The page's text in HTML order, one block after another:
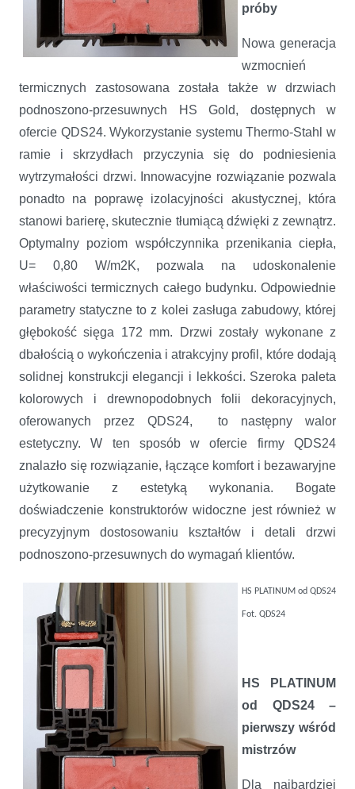
próby
Nowa generacja
wzmocnień
termicznych zastosowana została także w drzwiach
podnoszono-przesuwnych HS Gold, dostępnych w
ofercie QDS24. Wykorzystanie systemu Thermo-Stahl w
ramie i skrzydłach przyczynia się do podniesienia
wytrzymałości drzwi. Innowacyjne rozwiązanie pozwala
ponadto na poprawę izolacyjności akustycznej, która
stanowi barierę, skutecznie tłumiącą dźwięki z zewnątrz.
Optymalny poziom współczynnika przenikania ciepła,
U= 0,80 W/m2K, pozwala na udoskonalenie
właściwości termicznych całego budynku. Odpowiednie
parametry statyczne to z kolei zasługa zabudowy, której
głębokość sięga 172 mm. Drzwi zostały wykonane z
dbałością o wykończenia i atrakcyjny profil, które dodają
solidnej konstrukcji elegancji i lekkości. Szeroka paleta
kolorowych i drewnopodobnych folii dekoracyjnych,
oferowanych przez QDS24, to następny walor
estetyczny. W ten sposób w ofercie firmy QDS24
znalazło się rozwiązanie, łączące komfort i bezawaryjne
użytkowanie z estetyką wykonania. Bogate
doświadczenie konstruktorów widoczne jest również w
precyzyjnym dostosowaniu kształtów i detali drzwi
podnoszono-przesuwnych do wymagań klientów.
HS PLATINUM od QDS24
Fot. QDS24
HS PLATINUM
od QDS24 –
pierwszy wśród
mistrzów
Dla najbardziej